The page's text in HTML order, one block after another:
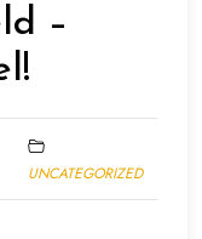
–
UNCATEGORIZED